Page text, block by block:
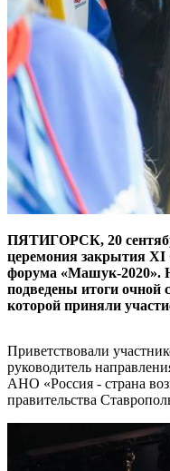
ПЯТИГОРСК, 20
церемония закрытия XI
форума «Машук-2020».
подведены итоги
которой приняли
Приветствовали
руководитель
АНО «Россия - страна
правительства